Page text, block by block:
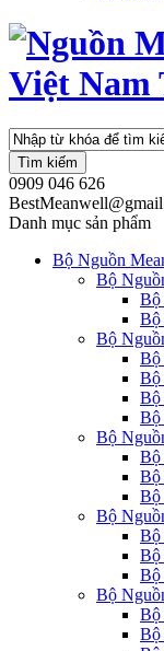
Tìm kiếm
0909 046 626
Danh mục sản phẩm
Bộ Nguồn
Bộ
Bộ
Bộ
Bộ
Bộ
Bộ
Bộ
Bộ
Bộ
Bộ
Bộ
Bộ
Bộ
Bộ
Bộ
Bộ
Bộ
Bộ
Bộ